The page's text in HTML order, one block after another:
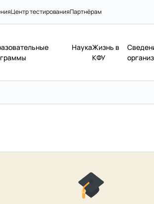
Центр тестированияПартнёрам
НаукаЖизнь в
КФУ